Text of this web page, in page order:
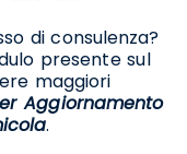
di consulenza?
presente sul
maggiori
Aggiornamento
.